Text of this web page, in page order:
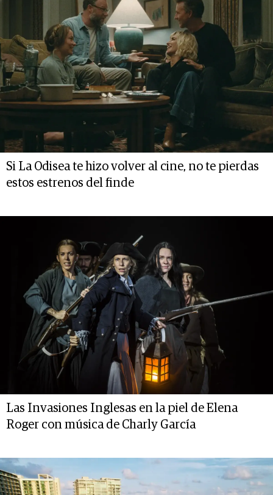
Si La Odisea te hizo volver al cine, no te pierdas
estos estrenos del finde
Las Invasiones Inglesas en la piel de Elena
Roger con música de Charly García